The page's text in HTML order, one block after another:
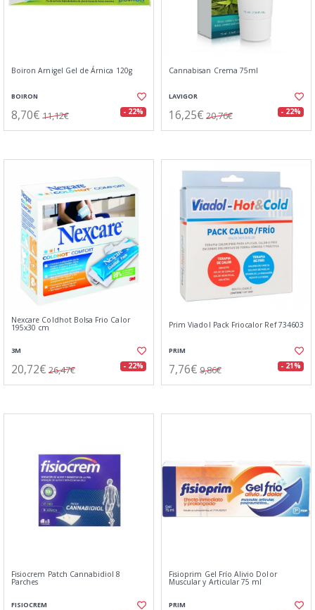
Boiron Arnigel Gel de Árnica 120g
BOIRON
8,70€ 11,12€ - 22%
Cannabisan Crema 75ml
LAVIGOR
16,25€ 20,76€ - 22%
Nexcare Coldhot Bolsa Frio Calor
195x30 cm
3M
20,72€ 26,47€ - 22%
Prim Viadol Pack Friocalor Ref 734603
PRIM
7,76€ 9,86€ - 21%
Fisiocrem Patch Cannabidiol 8
Parches
FISIOCREM
Fisioprim Gel Frío Alivio Dolor
Muscular y Articular 75 ml
PRIM